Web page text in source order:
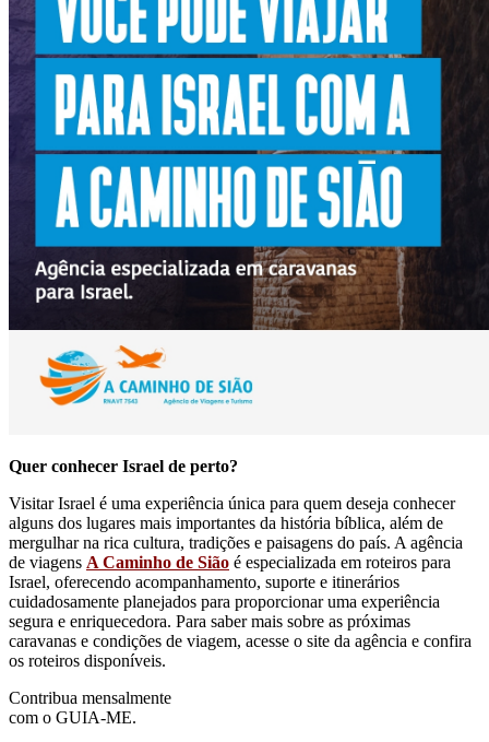
Quer conhecer Israel de perto?
Visitar Israel é uma experiência única para quem deseja conhecer
alguns dos lugares mais importantes da história bíblica, além de
mergulhar na rica cultura, tradições e paisagens do país. A agência
de viagens A Caminho de Sião é especializada em roteiros para
Israel, oferecendo acompanhamento, suporte e itinerários
cuidadosamente planejados para proporcionar uma experiência
segura e enriquecedora. Para saber mais sobre as próximas
caravanas e condições de viagem, acesse o site da agência e confira
os roteiros disponíveis.
Contribua mensalmente
com o GUIA-ME.